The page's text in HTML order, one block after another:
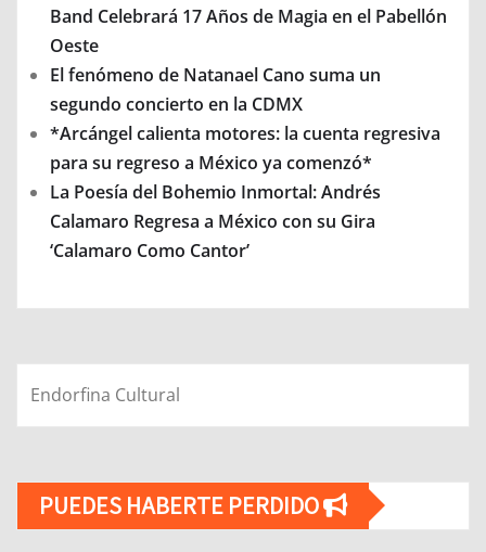
Band Celebrará 17 Años de Magia en el Pabellón
Oeste
El fenómeno de Natanael Cano suma un
segundo concierto en la CDMX
*Arcángel calienta motores: la cuenta regresiva
para su regreso a México ya comenzó*
La Poesía del Bohemio Inmortal: Andrés
Calamaro Regresa a México con su Gira
‘Calamaro Como Cantor’
Endorfina Cultural
PUEDES HABERTE PERDIDO